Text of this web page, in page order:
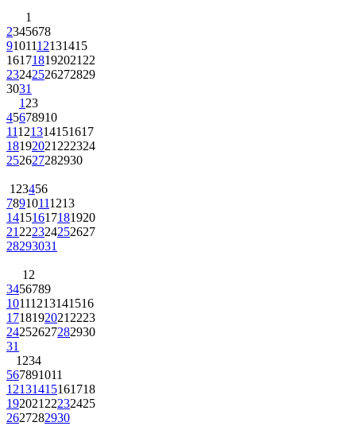
1
2345678
9101112131415
16171819202122
23242526272829
3031
123
45678910
11121314151617
18192021222324
252627282930
123456
78910111213
14151617181920
21222324252627
28293031
12
3456789
10111213141516
17181920212223
24252627282930
31
1234
567891011
12131415161718
19202122232425
2627282930